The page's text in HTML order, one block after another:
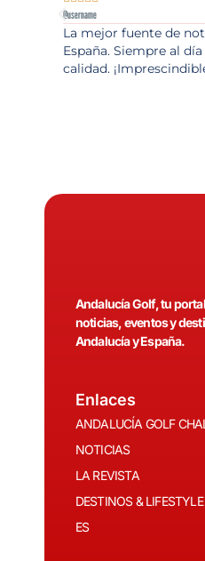
@username
La mejor fuente de
España. Siempre al
calidad.
Andalucía Golf, tu
noticias, eventos y
Andalucía y España.
Enlaces
ANDALUCÍA GOLF
NOTICIAS
LA REVISTA
DESTINOS & LIFESTYLE
ES